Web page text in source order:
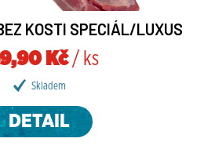
KOSTI SPECIÁL/LUXUS
Kč/ ks
Skladem
DETAIL